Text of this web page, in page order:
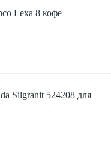
Lexa 8 кофе
Silgranit 524208 для